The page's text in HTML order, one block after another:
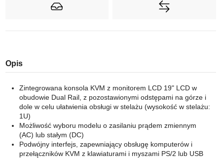
Opis
Zintegrowana konsola KVM z monitorem LCD 19​​" LCD w
obudowie Dual Rail, z pozostawionymi odstępami na górze i
dole w celu ułatwienia obsługi w stelażu (wysokość w stelażu:
1U)
Możliwość wyboru modelu o zasilaniu prądem zmiennym
(AC) lub stałym (DC)
Podwójny interfejs, zapewniający obsługę komputerów i
przełączników KVM z klawiaturami i myszami PS/2 lub USB